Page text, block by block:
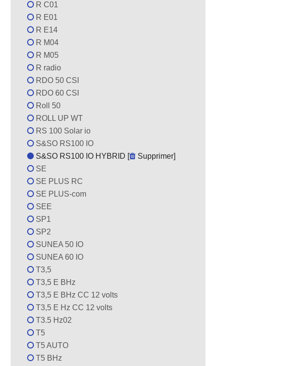
R C01
R E01
R E14
R M04
R M05
R radio
RDO 50 CSI
RDO 60 CSI
Roll 50
ROLL UP WT
RS 100 Solar io
S&SO RS100 IO
S&SO RS100 IO HYBRID [
Supprimer]
SE
SE PLUS RC
SE PLUS-com
SEE
SP1
SP2
SUNEA 50 IO
SUNEA 60 IO
T3,5
T3,5 E BHz
T3,5 E BHz CC 12 volts
T3,5 E Hz CC 12 volts
T3.5 Hz02
T5
T5 AUTO
T5 BHz